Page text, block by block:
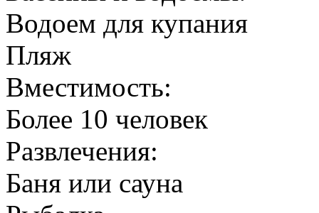
Водоем для купания
Пляж
Вместимость:
Более 10 человек
Развлечения:
Баня или сауна